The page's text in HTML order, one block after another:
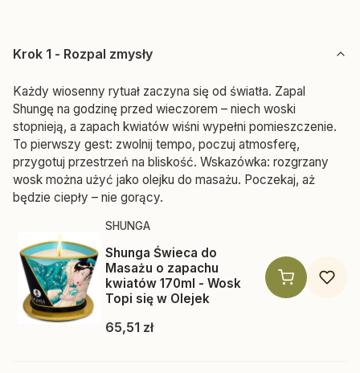
Krok 1 - Rozpal zmysły
Każdy wiosenny rytuał zaczyna się od światła. Zapal
Shungę na godzinę przed wieczorem – niech woski
stopnieją, a zapach kwiatów wiśni wypełni pomieszczenie.
To pierwszy gest: zwolnij tempo, poczuj atmosferę,
przygotuj przestrzeń na bliskość. Wskazówka: rozgrzany
wosk można użyć jako olejku do masażu. Poczekaj, aż
będzie ciepły – nie gorący.
Producent SHUNGA
SHUNGA
Shunga Świeca do
Masażu o zapachu
kwiatów 170ml - Wosk
Topi się w Olejek
Cena
65,51 zł